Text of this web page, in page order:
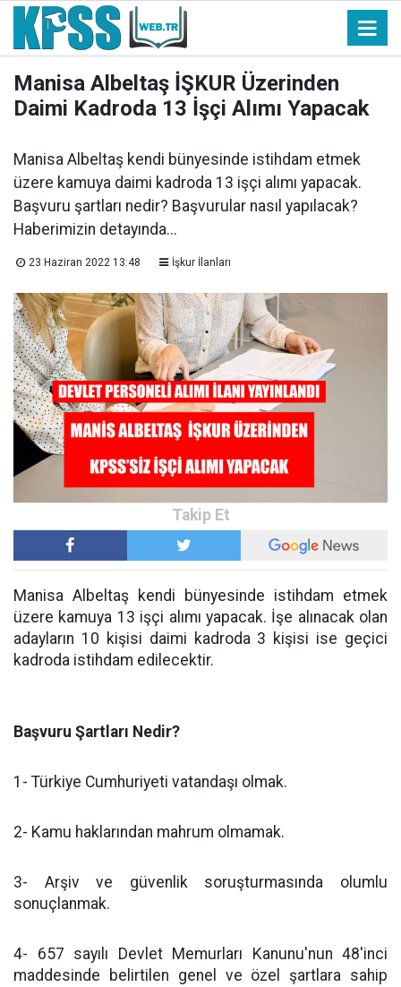
Manisa Albeltaş İŞKUR Üzerinden
Daimi Kadroda 13 İşçi Alımı Yapacak
Manisa Albeltaş kendi bünyesinde istihdam etmek
üzere kamuya daimi kadroda 13 işçi alımı yapacak.
Başvuru şartları nedir? Başvurular nasıl yapılacak?
Haberimizin detayında...
23 Haziran 2022 13:48 İşkur İlanları
Manisa Albeltaş kendi bünyesinde istihdam etmek
üzere kamuya 13 işçi alımı yapacak. İşe alınacak olan
adayların 10 kişisi daimi kadroda 3 kişisi ise geçici
kadroda istihdam edilecektir.
Başvuru Şartları Nedir?
1- Türkiye Cumhuriyeti vatandaşı olmak.
2- Kamu haklarından mahrum olmamak.
3- Arşiv ve güvenlik soruşturmasında olumlu
sonuçlanmak.
4- 657 sayılı Devlet Memurları Kanunu'nun 48'inci
maddesinde belirtilen genel ve özel şartlara sahip